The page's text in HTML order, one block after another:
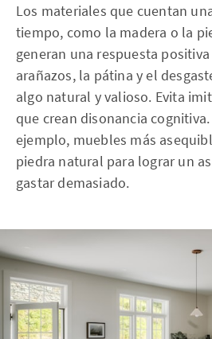
Los materiales que cuentan
tiempo, como la madera o la
generan una respuesta
arañazos, la pátina y el
algo natural y valioso. Evita
que crean disonancia
ejemplo, muebles más
piedra natural para lograr un
gastar demasiado.